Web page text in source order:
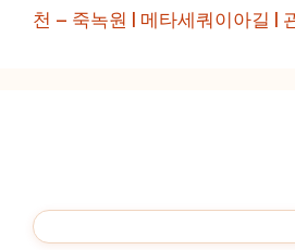
천 – 죽녹원 | 메타세쿼이아길 |